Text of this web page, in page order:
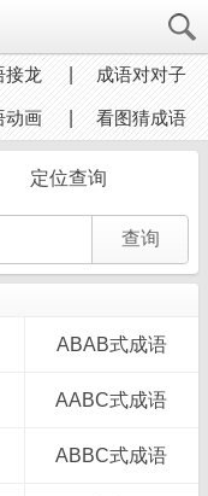
接龙 成语对对子
动画 看图猜成语
定位查询
ABAB式成语
AABC式成语
ABBC式成语